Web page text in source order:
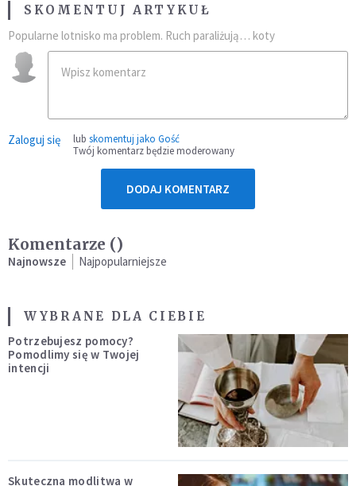
SKOMENTUJ ARTYKUŁ
Popularne lotnisko ma problem. Ruch paraliżują… koty
Zaloguj się lub skomentuj jako Gość
Twój komentarz będzie moderowany
DODAJ KOMENTARZ
Komentarze ()
Najnowsze Najpopularniejsze
WYBRANE DLA CIEBIE
Potrzebujesz pomocy?
Pomodlimy się w Twojej
intencji
Skuteczna modlitwa w